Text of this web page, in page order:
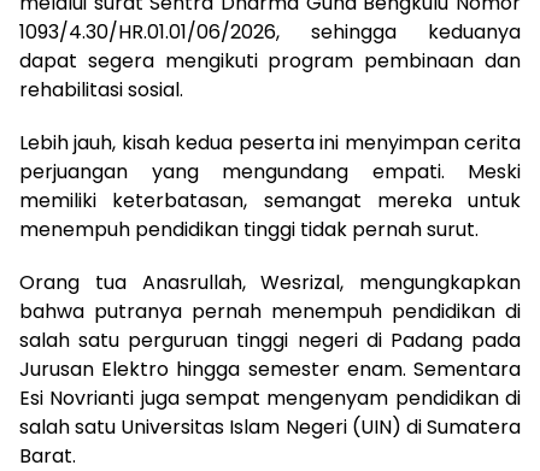
1093/4.30/HR.01.01/06/2026, sehingga keduanya
dapat segera mengikuti program pembinaan dan
rehabilitasi sosial.
Lebih jauh, kisah kedua peserta ini menyimpan cerita
perjuangan yang mengundang empati. Meski
memiliki keterbatasan, semangat mereka untuk
menempuh pendidikan tinggi tidak pernah surut.
Orang tua Anasrullah, Wesrizal, mengungkapkan
bahwa putranya pernah menempuh pendidikan di
salah satu perguruan tinggi negeri di Padang pada
Jurusan Elektro hingga semester enam. Sementara
Esi Novrianti juga sempat mengenyam pendidikan di
salah satu Universitas Islam Negeri (UIN) di Sumatera
Barat.